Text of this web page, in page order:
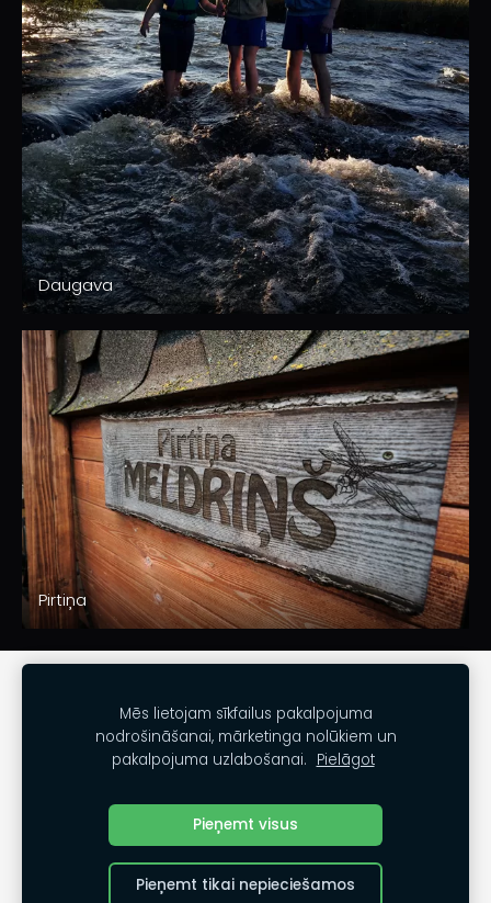
Daugava
Pirtiņa
Kontakti
www.daugmales.lv
Mēs lietojam sīkfailus pakalpojuma
nodrošināšanai, mārketinga nolūkiem un
pakalpojuma uzlabošanai. Pielāgot
Pieņemt visus
Pieņemt tikai nepieciešamos